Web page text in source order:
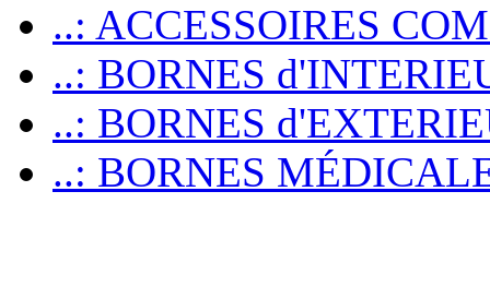
..: ACCESSOIRES
..: BORNES
..: BORNES
..: BORNES